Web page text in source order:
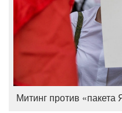
Митинг против